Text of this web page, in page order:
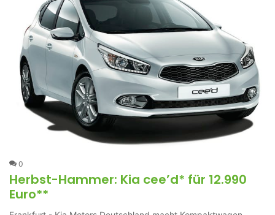
0
Herbst-Hammer: Kia cee’d* für 12.990
Euro**